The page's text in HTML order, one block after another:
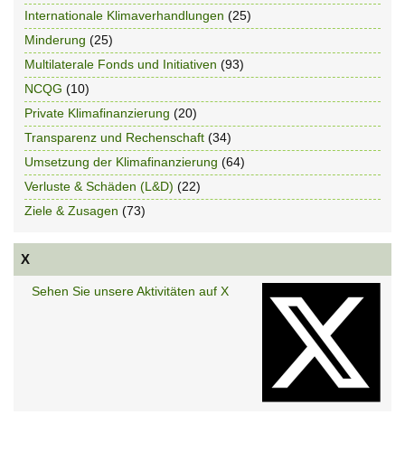
Internationale Klimaverhandlungen (25)
Minderung (25)
Multilaterale Fonds und Initiativen (93)
NCQG (10)
Private Klimafinanzierung (20)
Transparenz und Rechenschaft (34)
Umsetzung der Klimafinanzierung (64)
Verluste & Schäden (L&D) (22)
Ziele & Zusagen (73)
X
Sehen Sie unsere Aktivitäten auf X